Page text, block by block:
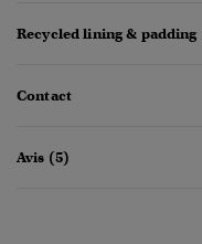
Recycled lining & padding
Contact
Avis (5)